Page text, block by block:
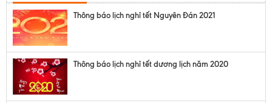
Thông báo lịch nghỉ tết Nguyên Đán 2021
Thông báo lịch nghỉ tết dương lịch năm 2020